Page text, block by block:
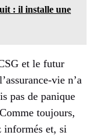
: il installe une
et le futur
vie n’a
pas de panique
toujours,
informés et, si